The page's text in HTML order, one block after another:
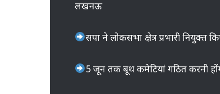
लखनऊ
सपा ने लोकसभा क्षेत्र प्रभारी नियुक्त
5 जून तक बूथ कमेटियां गठित करनी